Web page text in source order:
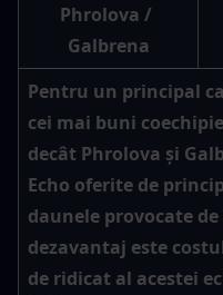
Phrolova /
Galbrena
Pentru un principal
cei mai buni
decât Phrolova și
Echo oferite de
daunele provocate
dezavantaj este
de ridicat al acestei